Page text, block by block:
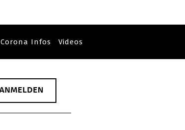
Corona Infos Videos